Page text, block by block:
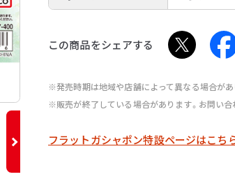
この商品をシェアする
※発売時期は地域や店舗によって異なる場合があ
※販売が終了している場合があります。お問い
フラットガシャポン特設ページはこち